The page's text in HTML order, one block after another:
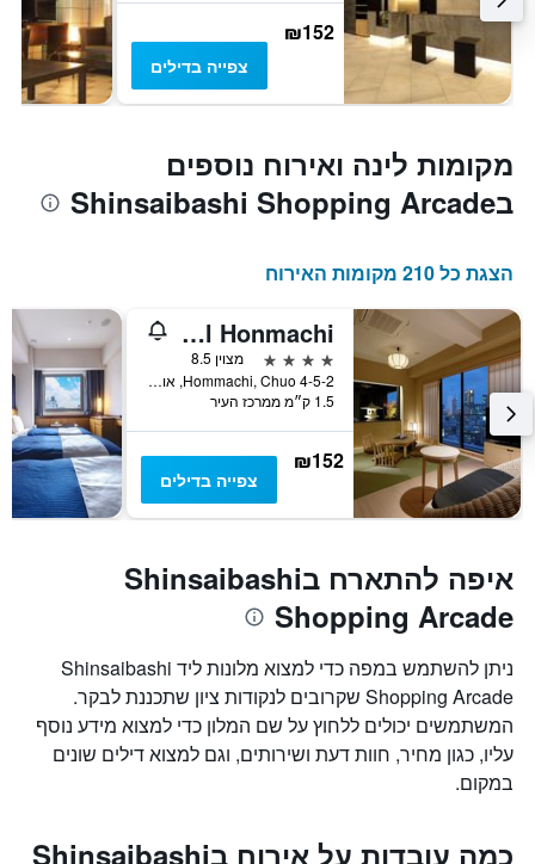
₪152
צפייה בדילים
מקומות לינה ואירוח נוספים
בShinsaibashi Shopping Arcade
הצגת כל 210 מקומות האירוח
Osaka View Hotel Honmachi
4 כוכבים
מצוין 8.5
4-5-2 Hommachi, Chuo, אוסקה, יפן
1.5 ק״מ ממרכז העיר
₪152
צפייה בדילים
איפה להתארח בShinsaibashi
Shopping Arcade
ניתן להשתמש במפה כדי למצוא מלונות ליד Shinsaibashi
Shopping Arcade שקרובים לנקודות ציון שתכננת לבקר.
המשתמשים יכולים ללחוץ על שם המלון כדי למצוא מידע נוסף
עליו, כגון מחיר, חוות דעת ושירותים, וגם למצוא דילים שונים
במקום.
כמה עובדות על אירוח בShinsaibashi